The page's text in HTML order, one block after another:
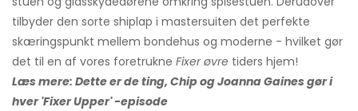
tilbyder den sorte shiplap i mastersuiten det perfekte
skæringspunkt mellem bondehus og moderne - hvilket gør
det til en af ​​vores foretrukne Fixer øvre tiders hjem!
Læs mere: Dette er de ting, Chip og Joanna Gaines gør i
hver 'Fixer Upper' -episode